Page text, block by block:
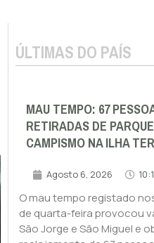
ÚLTIMAS DO PAÍS
MAU TEMPO: 67
RETIRADAS DE
CAMPISMO NA ILHA
Agosto 6, 2026
O mau tempo registado
de quarta-feira provocou
São Jorge e São Miguel e